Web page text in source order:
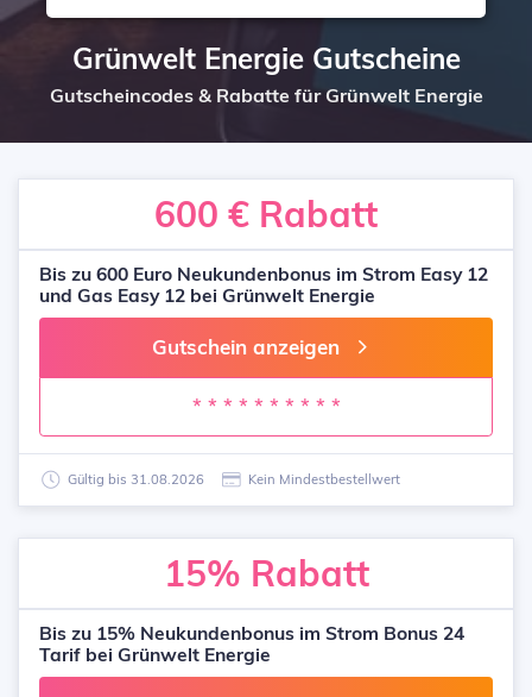
Grünwelt Energie Gutscheine
Gutscheincodes & Rabatte für Grünwelt Energie
600 € Rabatt
Bis zu 600 Euro Neukundenbonus im Strom Easy 12
und Gas Easy 12 bei Grünwelt Energie
Gutschein anzeigen
* * * * * * * * * *
Gültig bis 31.08.2026 Kein Mindestbestellwert
15% Rabatt
Bis zu 15% Neukundenbonus im Strom Bonus 24
Tarif bei Grünwelt Energie